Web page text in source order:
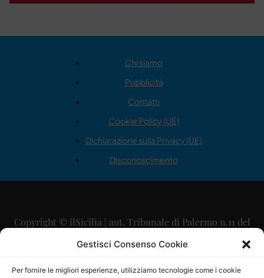
Gestisci Consenso Cookie
Per fornire le migliori esperienze, utilizziamo tecnologie come i cookie
Chi siamo
Pubblicità
Contatti
Cookie Policy (UE)
Dichiarazione sulla Privacy (UE)
Disconoscimento
Copyright © ilSicilia | aut. Tribunale di Palermo n.11 del
29/09/2015